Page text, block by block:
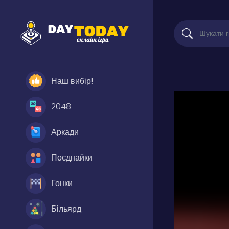
Наш вибір!
2048
Аркади
Поєднайки
Гонки
Більярд